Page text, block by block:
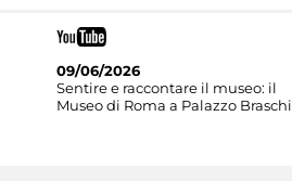
09/06/2026
Sentire e raccontare il museo: il
Museo di Roma a Palazzo Braschi